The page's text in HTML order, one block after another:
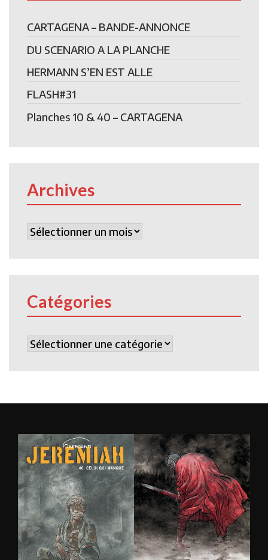
CARTAGENA – BANDE-ANNONCE
DU SCENARIO A LA PLANCHE
HERMANN S’EN EST ALLE
FLASH#31
Planches 10 & 40 – CARTAGENA
Archives
Archives
Catégories
Catégories